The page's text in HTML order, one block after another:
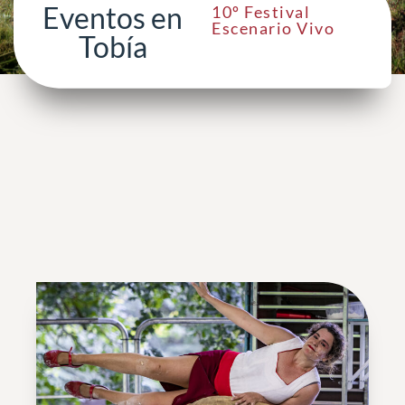
Eventos en
Tobía
10º Festival
Escenario Vivo